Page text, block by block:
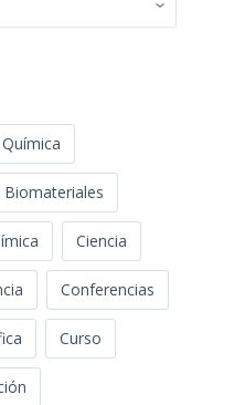
Biomateriales
Ciencia
Conferencias
Curso